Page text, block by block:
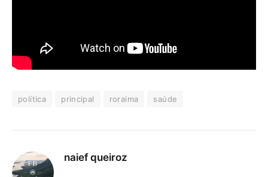
política principal roraima saúde
naief queiroz